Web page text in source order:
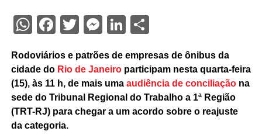
WhatsApp
Facebook
Twitter
Messenger
LinkedIn
Share
Rodoviários e patrões de empresas de ônibus da
cidade do Rio de Janeiroparticipam nesta quarta-feira
(15), às 11 h, de mais uma audiência de conciliaçãona
sede do Tribunal Regional do Trabalho a 1ª Região
(TRT-RJ) para chegar a um acordo sobre o reajuste
da categoria.